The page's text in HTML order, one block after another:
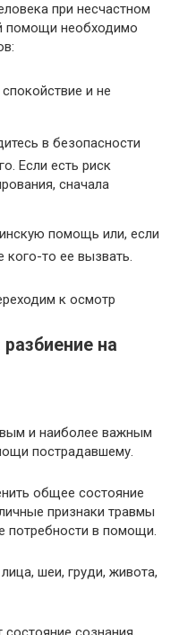
при несчастном
помощи необходимо
и не
в безопасности
Если есть риск
сначала
помощь или, если
кого-то ее вызвать.
к осмотр
на
и наиболее важным
пострадавшему.
общее состояние
признаки травмы
потребности в помощи.
шеи, груди, живота,